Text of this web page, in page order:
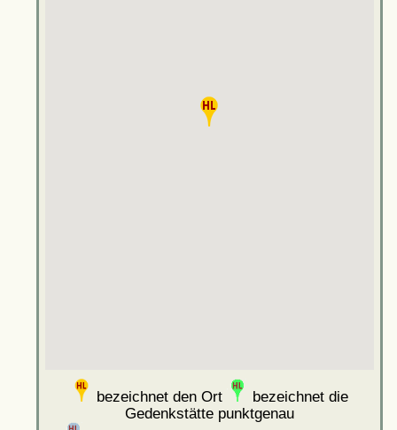
bezeichnet den Ort
bezeichnet die
Gedenkstätte punktgenau